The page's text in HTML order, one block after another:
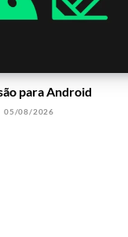
para Android
05/08/2026